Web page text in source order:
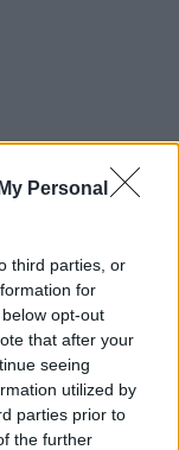
Personal
third parties, or
for
opt-out
that after your
seeing
utilized by
parties prior to
the further